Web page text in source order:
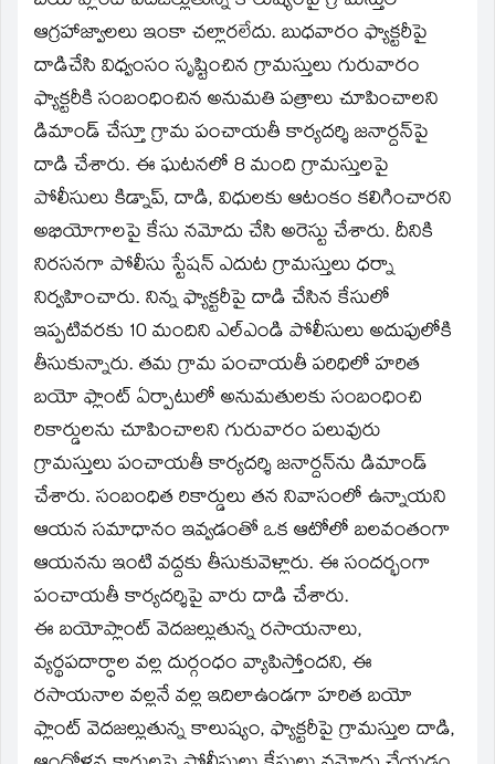
ఆగ్రహాజ్వాలలు ఇంకా చల్లారలేదు. బుధవారం ఫ్యాక్టరీపై
దాడిచేసి విధ్వంసం సృష్టించిన గ్రామస్తులు గురువారం
ఫ్యాక్టరీకి సంబంధించిన అనుమతి పత్రాలు చూపించాలని
డిమాండ్‌ చేస్తూ గ్రామ పంచాయతీ కార్యదర్శి జనార్దన్‌పై
దాడి చేశారు. ఈ ఘటనలో 8 మంది గ్రామస్తులపై
పోలీసులు కిడ్నాప్‌, దాడి, విధులకు ఆటంకం కలిగించారని
అభియోగాలపై కేసు నమోదు చేసి అరెస్టు చేశారు. దీనికి
నిరసనగా పోలీసు స్టేషన్‌ ఎదుట గ్రామస్తులు ధర్నా
నిర్వహించారు. నిన్న ఫ్యాక్టరీపై దాడి చేసిన కేసులో
ఇప్పటివరకు 10 మందిని ఎల్‌ఎండి పోలీసులు అదుపులోకి
తీసుకున్నారు. తమ గ్రామ పంచాయతీ పరిధిలో హరిత
బయో ఫ్లాంట్‌ ఏర్పాటులో అనుమతులకు సంబంధించి
రికార్డులను చూపించాలని గురువారం పలువురు
గ్రామస్తులు పంచాయతీ కార్యదర్శి జనార్దన్‌ను డిమాండ్‌
చేశారు. సంబంధిత రికార్డులు తన నివాసంలో ఉన్నాయని
ఆయన సమాధానం ఇవ్వడంతో ఒక ఆటోలో బలవంతంగా
ఆయనను ఇంటి వద్దకు తీసుకువెళ్లారు. ఈ సందర్భంగా
పంచాయతీ కార్యదర్శిపై వారు దాడి చేశారు.
ఈ బయోప్లాంట్‌ వెదజల్లుతున్న రసాయనాలు,
వ్యర్థపదార్ధాల వల్ల దుర్గంధం వ్యాపిస్తోందని, ఈ
రసాయనాల వల్లనే వల్ల ఇదిలాఉండగా హరిత బయో
ఫ్లాంట్‌ వెదజల్లుతున్న కాలుష్యం, ఫ్యాక్టరీపై గ్రామస్తుల దాడి,